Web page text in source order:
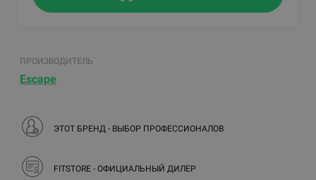
ПРОИЗВОДИТЕЛЬ
Escape
ЭТОТ БРЕНД - ВЫБОР ПРОФЕССИОНАЛОВ
FITSTORE - ОФИЦИАЛЬНЫЙ ДИЛЕР